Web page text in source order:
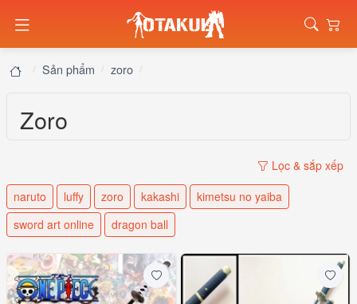
Sản phẩm zoro
Zoro
Lọc & sắp xếp
naruto
luffy zoro kakashi
kimetsu no yaiba
sword art online
dragon ball